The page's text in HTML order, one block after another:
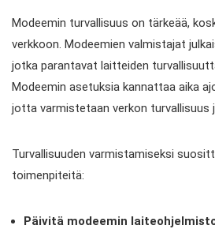
Modeemin turvallisuus on tärkeää,
verkkoon. Modeemien valmistajat
jotka parantavat laitteiden
Modeemin asetuksia kannattaa aika
jotta varmistetaan verkon turvallisuus
Turvallisuuden varmistamiseksi
toimenpiteitä:
Päivitä modeemin